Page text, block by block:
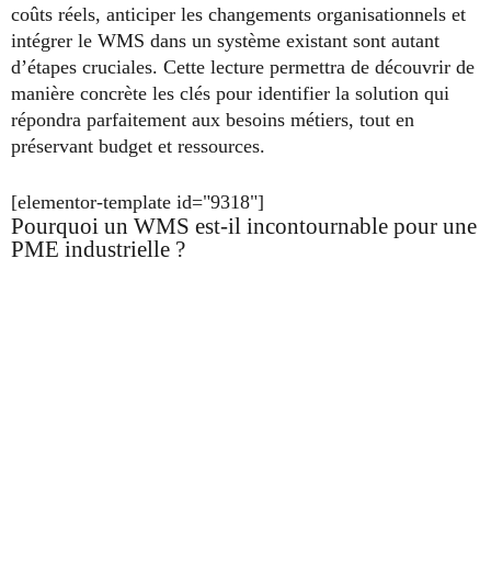
coûts réels, anticiper les changements organisationnels et
intégrer le WMS dans un système existant sont autant
d’étapes cruciales. Cette lecture permettra de découvrir de
manière concrète les clés pour identifier la solution qui
répondra parfaitement aux besoins métiers, tout en
préservant budget et ressources.
[elementor-template id="9318"]
Pourquoi un WMS est-il incontournable pour une
PME industrielle ?